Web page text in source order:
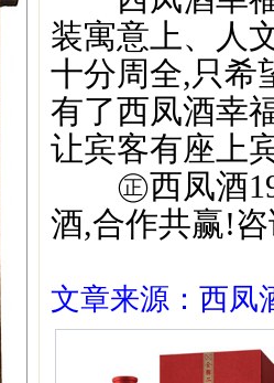
装寓意上、人
十分周全,只希
有了西凤酒幸
让宾客有座上
㊣西凤酒
酒,合作共赢!咨
文章来源：西凤